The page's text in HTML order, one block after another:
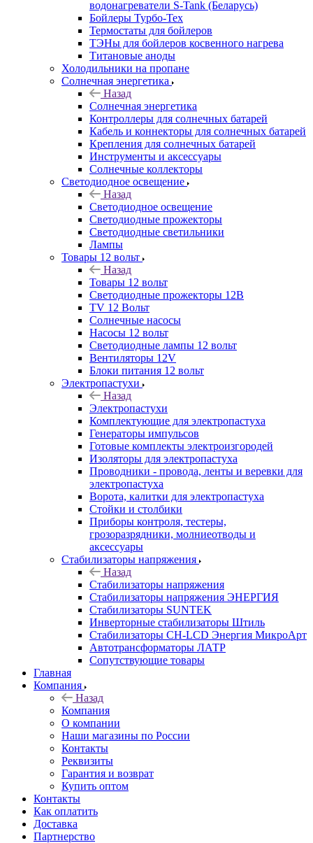
водонагреватели S-Tank (Беларусь)
Бойлеры Турбо-Тех
Термостаты для бойлеров
ТЭНы для бойлеров косвенного нагрева
Титановые аноды
Холодильники на пропане
Солнечная энергетика
Назад
Солнечная энергетика
Контроллеры для солнечных батарей
Кабель и коннекторы для солнечных батарей
Крепления для солнечных батарей
Инструменты и аксессуары
Солнечные коллекторы
Светодиодное освещение
Назад
Светодиодное освещение
Светодиодные прожекторы
Светодиодные светильники
Лампы
Товары 12 вольт
Назад
Товары 12 вольт
Светодиодные прожекторы 12В
TV 12 Вольт
Солнечные насосы
Насосы 12 вольт
Светодиодные лампы 12 вольт
Вентиляторы 12V
Блоки питания 12 вольт
Электропастухи
Назад
Электропастухи
Комплектующие для электропастуха
Генераторы импульсов
Готовые комплекты электроизгородей
Изоляторы для электропастуха
Проводники - провода, ленты и веревки для
электропастуха
Ворота, калитки для электропастуха
Стойки и столбики
Приборы контроля, тестеры,
грозоразрядники, молниеотводы и
аксессуары
Стабилизаторы напряжения
Назад
Стабилизаторы напряжения
Стабилизаторы напряжения ЭНЕРГИЯ
Стабилизаторы SUNTEK
Инверторные стабилизаторы Штиль
Стабилизаторы СН-LCD Энepгия МикроАрт
Автотрансформаторы ЛАТР
Сопутствующие товары
Главная
Компания
Назад
Компания
О компании
Наши магазины по России
Контакты
Реквизиты
Гарантия и возврат
Купить оптом
Контакты
Как оплатить
Доставка
Партнерство